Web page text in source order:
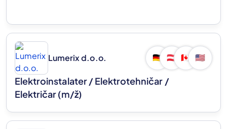
Lumerix d.o.o. 🇩🇪 🇦🇹 🇨🇦 🇺🇸
Elektroinstalater / Elektrotehničar /
Električar(m/ž)